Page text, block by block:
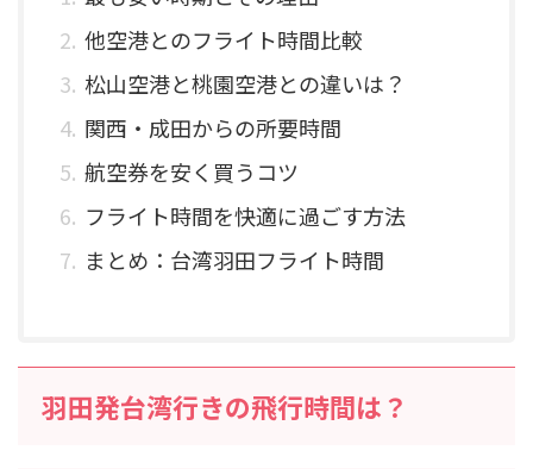
他空港とのフライト時間比較
松山空港と桃園空港との違いは？
関西・成田からの所要時間
航空券を安く買うコツ
フライト時間を快適に過ごす方法
まとめ：台湾羽田フライト時間
羽田発台湾行きの飛行時間は？